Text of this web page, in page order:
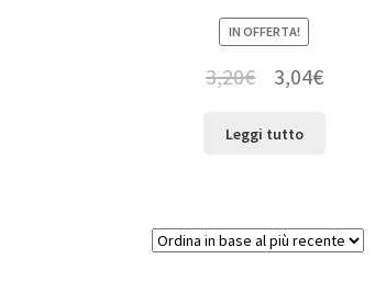
IN OFFERTA!
3,20€ 3,04€
Leggi tutto